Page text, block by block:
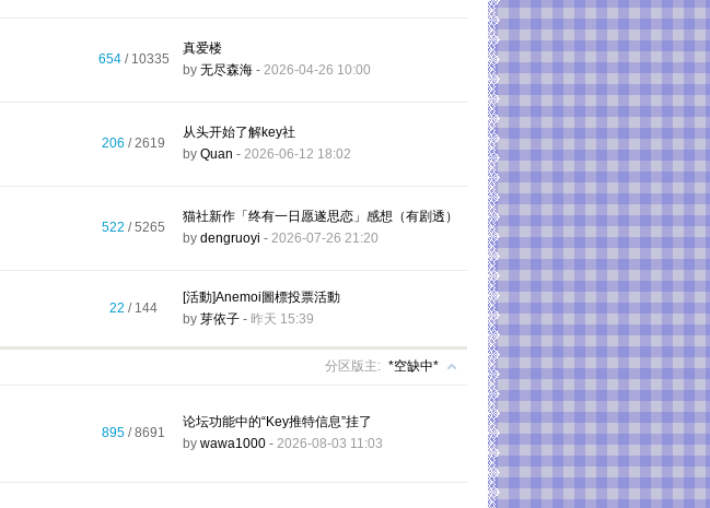
654 / 10335
真爱楼
by 无尽森海 - 2026-04-26 10:00
206 / 2619
从头开始了解key社
by Quan - 2026-06-12 18:02
522 / 5265
猫社新作「终有一日愿遂思恋」感想（有剧透）
by dengruoyi - 2026-07-26 21:20
22 / 144
[活動]Anemoi圖標投票活動
by 芽依子 - 昨天 15:39
分区版主: *空缺中*
895 / 8691
论坛功能中的“Key推特信息”挂了
by wawa1000 - 2026-08-03 11:03